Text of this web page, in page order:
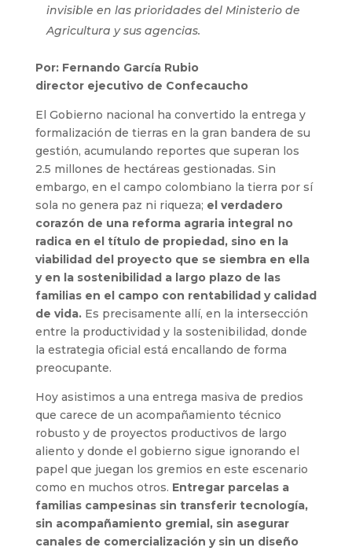
invisible en las prioridades del Ministerio de
Agricultura y sus agencias.
Por: Fernando García Rubio
director ejecutivo de Confecaucho
El Gobierno nacional ha convertido la entrega y
formalización de tierras en la gran bandera de su
gestión, acumulando reportes que superan los
2.5 millones de hectáreas gestionadas. Sin
embargo, en el campo colombiano la tierra por sí
sola no genera paz ni riqueza; el verdadero
corazón de una reforma agraria integral no
radica en el título de propiedad, sino en la
viabilidad del proyecto que se siembra en ella
y en la sostenibilidad a largo plazo de las
familias en el campo con rentabilidad y calidad
de vida.Es precisamente allí, en la intersección
entre la productividad y la sostenibilidad, donde
la estrategia oficial está encallando de forma
preocupante.
Hoy asistimos a una entrega masiva de predios
que carece de un acompañamiento técnico
robusto y de proyectos productivos de largo
aliento y donde el gobierno sigue ignorando el
papel que juegan los gremios en este escenario
como en muchos otros. Entregar parcelas a
familias campesinas sin transferir tecnología,
sin acompañamiento gremial, sin asegurar
canales de comercialización y sin un diseño